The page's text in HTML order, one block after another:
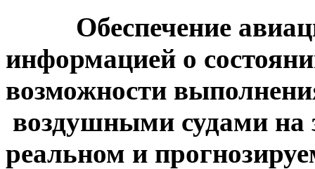
Обеспечение
информацией о
возможности
воздушными судами на
реальном и